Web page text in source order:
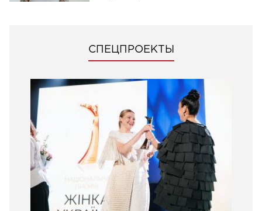
СПЕЦПРОЕКТЫ